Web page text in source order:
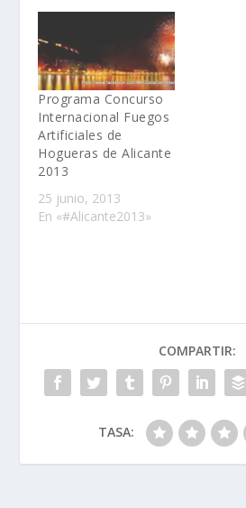
Programa Concurso
Internacional Fuegos
Artificiales de
Hogueras de Alicante
2013
25 junio, 2013
En «#Alicante2013»
COMPARTIR:
TASA: